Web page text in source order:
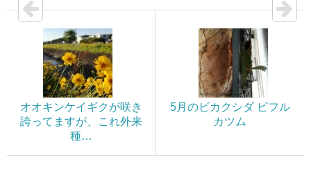
オオキンケイギクが咲き
誇ってますが、これ外来
種…
5月のビカクシダ ビフル
カツム